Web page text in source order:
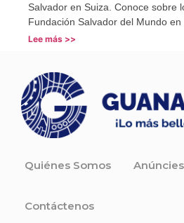
Salvador en Suiza. Conoce sobre
Fundación Salvador del Mundo en
Lee más >>
Quiénes Somos
Contáctenos